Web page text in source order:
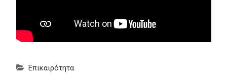
Επικαιρότητα